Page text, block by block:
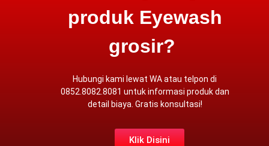
produk Eyewash
grosir?
Hubungi kami lewatWA atau telpon di
0852.8082.8081 untuk informasi produk dan
detail biaya. Gratis konsultasi!
Klik Disini